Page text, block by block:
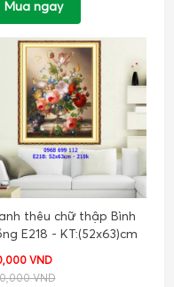
Mua ngay
thêu chữ thập Bình
E218 - KT:(52x63)cm
VND
VND